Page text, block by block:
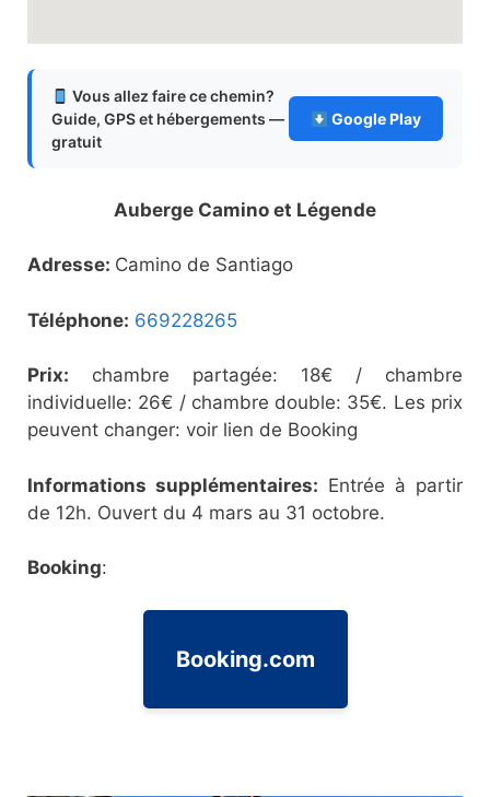
Vous allez faire ce chemin?
Guide, GPS et hébergements —
gratuit
Google Play
Auberge Camino et Légende
Adresse: Camino de Santiago
Téléphone: 669228265
Prix: chambre partagée: 18€ / chambre
individuelle: 26€ / chambre double: 35€. Les prix
peuvent changer: voir lien de Booking
Informations supplémentaires: Entrée à partir
de 12h. Ouvert du 4 mars au 31 octobre.
Booking:
Booking.com